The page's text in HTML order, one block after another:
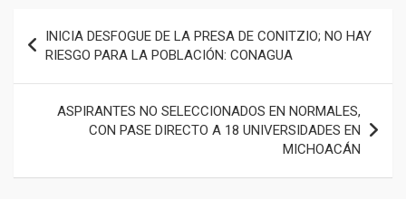
de
entradas
INICIA DESFOGUE DE LA PRESA DE CONITZIO; NO HAY
RIESGO PARA LA POBLACIÓN: CONAGUA
ASPIRANTES NO SELECCIONADOS EN NORMALES,
CON PASE DIRECTO A 18 UNIVERSIDADES EN
MICHOACÁN